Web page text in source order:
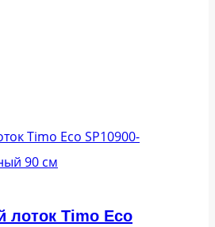
лоток Timo Eco